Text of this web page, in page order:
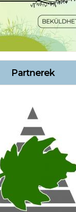
Partnerek